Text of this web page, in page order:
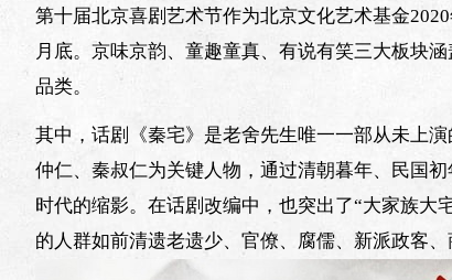
第十届北京喜剧艺术节作为北京文化艺术基金
月底。京味京韵、童趣童真、有说有笑三大板块
品类。
其中，话剧《秦宅》是老舍先生唯一一部从未上
仲仁、秦叔仁为关键人物，通过清朝暮年、民国
时代的缩影。在话剧改编中，也突出了“大家族大
的人群如前清遗老遗少、官僚、腐儒、新派政客、